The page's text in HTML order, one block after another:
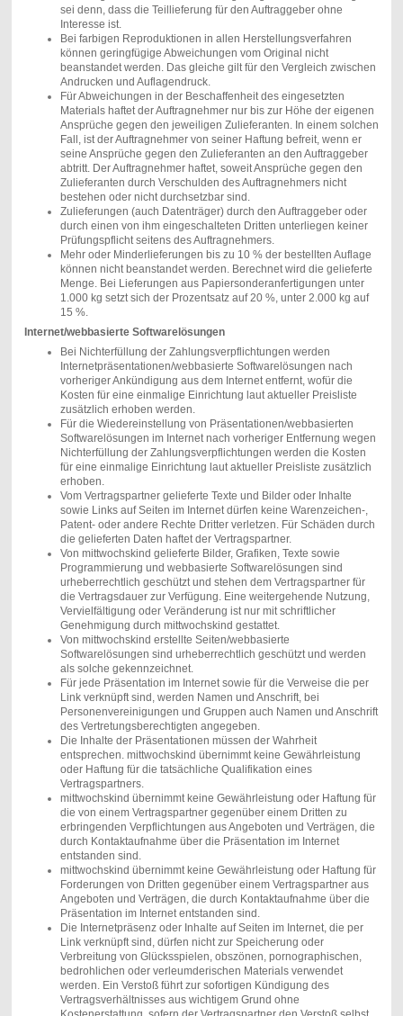
sei denn, dass die Teillieferung für den Auftraggeber ohne
Interesse ist.
Bei farbigen Reproduktionen in allen Herstellungsverfahren
können geringfügige Abweichungen vom Original nicht
beanstandet werden. Das gleiche gilt für den Vergleich zwischen
Andrucken und Auflagendruck.
Für Abweichungen in der Beschaffenheit des eingesetzten
Materials haftet der Auftragnehmer nur bis zur Höhe der eigenen
Ansprüche gegen den jeweiligen Zulieferanten. In einem solchen
Fall, ist der Auftragnehmer von seiner Haftung befreit, wenn er
seine Ansprüche gegen den Zulieferanten an den Auftraggeber
abtritt. Der Auftragnehmer haftet, soweit Ansprüche gegen den
Zulieferanten durch Verschulden des Auftragnehmers nicht
bestehen oder nicht durchsetzbar sind.
Zulieferungen (auch Datenträger) durch den Auftraggeber oder
durch einen von ihm eingeschalteten Dritten unterliegen keiner
Prüfungspflicht seitens des Auftragnehmers.
Mehr oder Minderlieferungen bis zu 10 % der bestellten Auflage
können nicht beanstandet werden. Berechnet wird die gelieferte
Menge. Bei Lieferungen aus Papiersonderanfertigungen unter
1.000 kg setzt sich der Prozentsatz auf 20 %, unter 2.000 kg auf
15 %.
Internet/webbasierte Softwarelösungen
Bei Nichterfüllung der Zahlungsverpflichtungen werden
Internetpräsentationen/webbasierte Softwarelösungen nach
vorheriger Ankündigung aus dem Internet entfernt, wofür die
Kosten für eine einmalige Einrichtung laut aktueller Preisliste
zusätzlich erhoben werden.
Für die Wiedereinstellung von Präsentationen/webbasierten
Softwarelösungen im Internet nach vorheriger Entfernung wegen
Nichterfüllung der Zahlungsverpflichtungen werden die Kosten
für eine einmalige Einrichtung laut aktueller Preisliste zusätzlich
erhoben.
Vom Vertragspartner gelieferte Texte und Bilder oder Inhalte
sowie Links auf Seiten im Internet dürfen keine Warenzeichen-,
Patent- oder andere Rechte Dritter verletzen. Für Schäden durch
die gelieferten Daten haftet der Vertragspartner.
Von mittwochskind gelieferte Bilder, Grafiken, Texte sowie
Programmierung und webbasierte Softwarelösungen sind
urheberrechtlich geschützt und stehen dem Vertragspartner für
die Vertragsdauer zur Verfügung. Eine weitergehende Nutzung,
Vervielfältigung oder Veränderung ist nur mit schriftlicher
Genehmigung durch mittwochskind gestattet.
Von mittwochskind erstellte Seiten/webbasierte
Softwarelösungen sind urheberrechtlich geschützt und werden
als solche gekennzeichnet.
Für jede Präsentation im Internet sowie für die Verweise die per
Link verknüpft sind, werden Namen und Anschrift, bei
Personenvereinigungen und Gruppen auch Namen und Anschrift
des Vertretungsberechtigten angegeben.
Die Inhalte der Präsentationen müssen der Wahrheit
entsprechen. mittwochskind übernimmt keine Gewährleistung
oder Haftung für die tatsächliche Qualifikation eines
Vertragspartners.
mittwochskind übernimmt keine Gewährleistung oder Haftung für
die von einem Vertragspartner gegenüber einem Dritten zu
erbringenden Verpflichtungen aus Angeboten und Verträgen, die
durch Kontaktaufnahme über die Präsentation im Internet
entstanden sind.
mittwochskind übernimmt keine Gewährleistung oder Haftung für
Forderungen von Dritten gegenüber einem Vertragspartner aus
Angeboten und Verträgen, die durch Kontaktaufnahme über die
Präsentation im Internet entstanden sind.
Die Internetpräsenz oder Inhalte auf Seiten im Internet, die per
Link verknüpft sind, dürfen nicht zur Speicherung oder
Verbreitung von Glücksspielen, obszönen, pornographischen,
bedrohlichen oder verleumderischen Materials verwendet
werden. Ein Verstoß führt zur sofortigen Kündigung des
Vertragsverhältnisses aus wichtigem Grund ohne